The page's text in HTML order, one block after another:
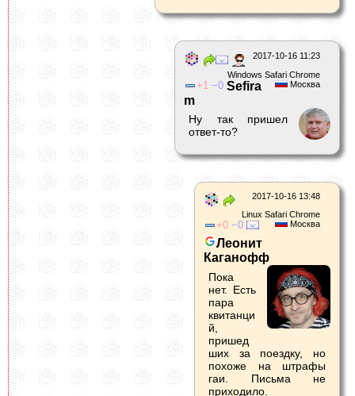
2017-10-16 11:23
Windows Safari Chrome
Москва
1 0 Sefira
m
Ну так пришел
ответ-то?
2017-10-16 13:48
Linux Safari Chrome
Москва
0 0
Леонит
Каганофф
Пока
нет. Есть
пара
квитанци
й,
пришед
ших за поездку, но
похоже на штрафы
гаи. Письма не
приходило.